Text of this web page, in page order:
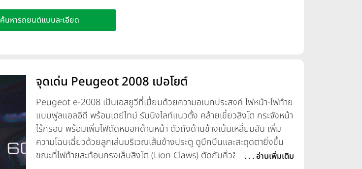
ค้นหารถยนต์แบบละเอียด
จุดเด่น Peugeot 2008 เปอโยต์
Peugeot e-2008 เป็นเอสยูวีที่เปี่ยมด้วยความอเนกประสงค์ ไฟหน้า-ไฟท้าย
แบบฟูลแอลอีดี พร้อมเดย์ไทม์ รันนิงไลท์แนวตั้ง คล้ายเขี้ยวสิงโต กระจังหน้า
ไร้กรอบ พร้อมเพิ่มไฟตัดหมอกด้านหน้า ตัวถังด้านข้างเน้นเหลี่ยมสัน เพิ่ม
ความโฉบเฉี่ยวด้วยลูกเล่นบริเวณเส้นข้างประตู ดูบึกบึนและสะดุดตายิ่งขึ้น
ขณะที่ไฟท้ายสะท้อนกรงเล็บสิงโต (Lion Claws) ตัดกับคิ้วสีดำเงา ปิดท้าย
. . . อ่านเพิ่มเติม